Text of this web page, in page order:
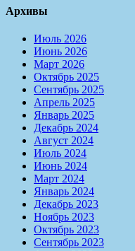
Архивы
Июль 2026
Июнь 2026
Март 2026
Октябрь 2025
Сентябрь 2025
Апрель 2025
Январь 2025
Декабрь 2024
Август 2024
Июль 2024
Июнь 2024
Март 2024
Январь 2024
Декабрь 2023
Ноябрь 2023
Октябрь 2023
Сентябрь 2023